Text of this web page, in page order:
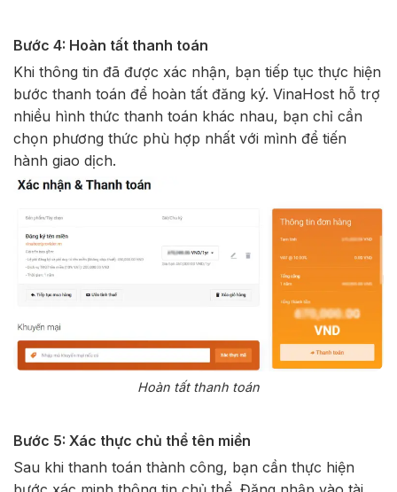
Bước 4: Hoàn tất thanh toán
Khi thông tin đã được xác nhận, bạn tiếp tục thực hiện
bước thanh toán để hoàn tất đăng ký. VinaHost hỗ trợ
nhiều hình thức thanh toán khác nhau, bạn chỉ cần
chọn phương thức phù hợp nhất với mình để tiến
hành giao dịch.
Hoàn tất thanh toán
Bước 5: Xác thực chủ thể tên miền
Sau khi thanh toán thành công, bạn cần thực hiện